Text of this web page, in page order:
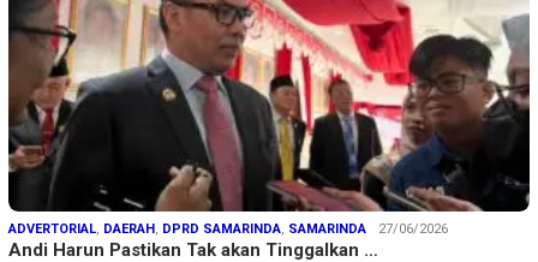
ADVERTORIAL, DAERAH, DPRD SAMARINDA, SAMARINDA 27/06/2026
Andi Harun Pastikan Tak akan Tinggalkan …